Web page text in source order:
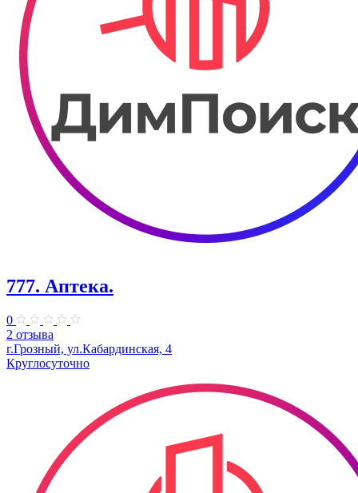
777. Аптека.
0
2 отзыва
г.Грозный, ул.Кабардинская, 4
Круглосуточно